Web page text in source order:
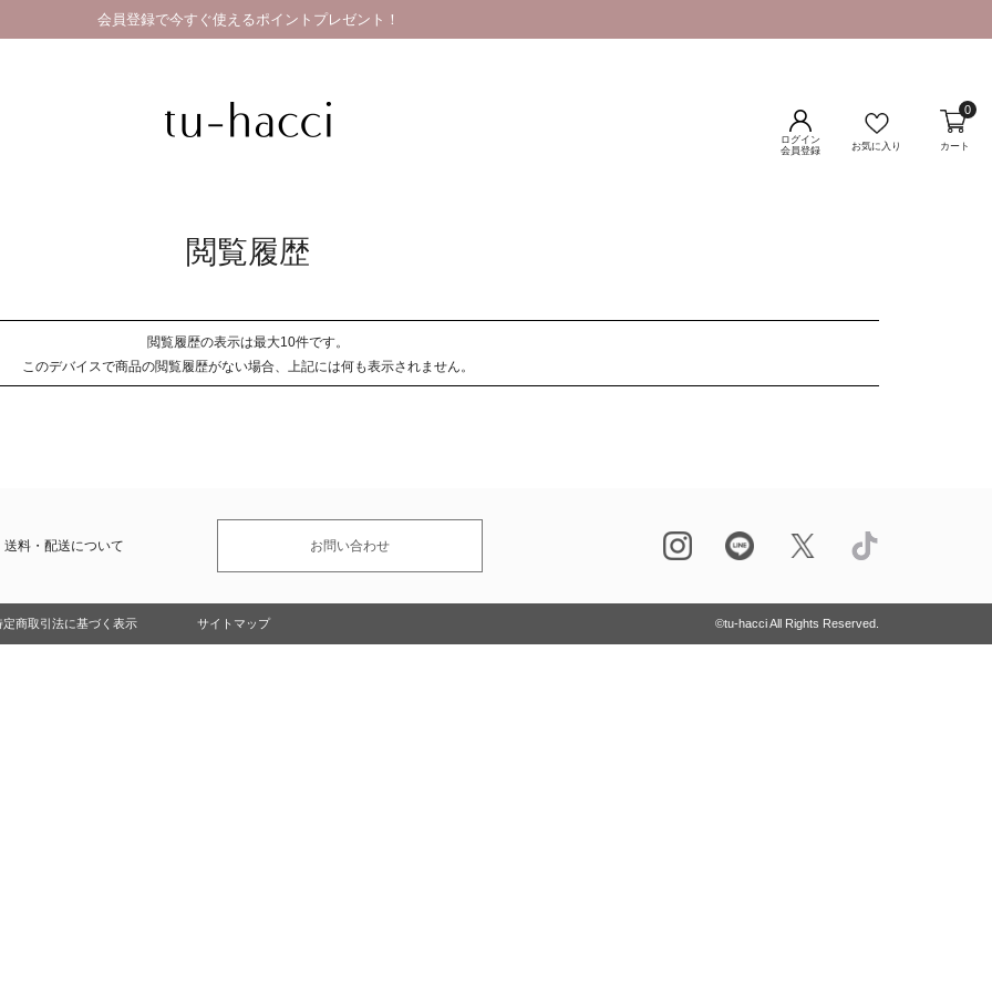
会員登録で今すぐ使えるポイントプレゼント！
ログイン
会員登録
お気に入り カート
0
閲覧履歴
閲覧履歴の表示は最大10件です。
このデバイスで商品の閲覧履歴がない場合、上記には何も表示されません。
送料・配送について お問い合わせ
定商取引法に基づく表示 サイトマップ ©tu-hacci All Rights Reserved.